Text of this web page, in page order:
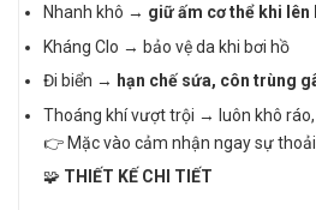
Nhanh khô → giữ ấm cơ thể khi lên
Kháng Clo → bảo vệ da khi bơi hồ
Đi biển → hạn chế sứa, côn trùng
Thoáng khí vượt trội → luôn khô ráo,
👉 Mặc vào cảm nhận ngay sự
🧩 THIẾT KẾ CHI TIẾT